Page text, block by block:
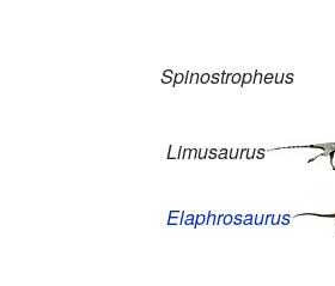
Spinostropheus
Limusaurus
Elaphrosaurus